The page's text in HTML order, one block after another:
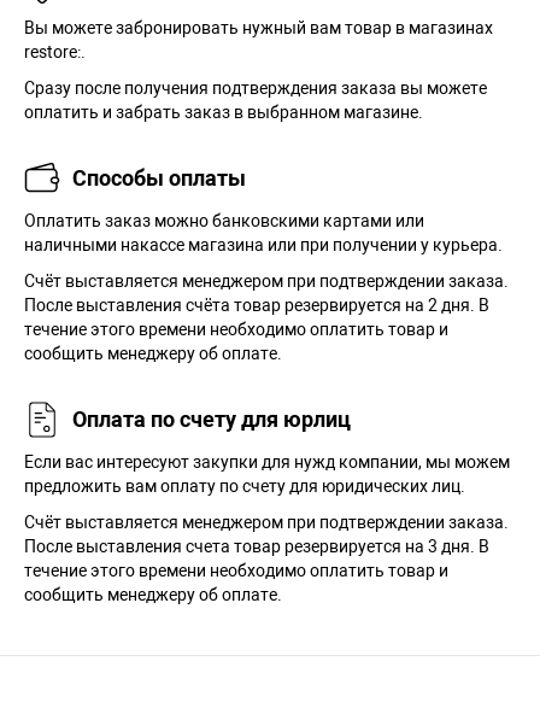
Вы можете забронировать нужный вам товар в магазинах
restore:.
Сразу после получения подтверждения заказа вы можете
оплатить и забрать заказ в выбранном магазине.
Способы оплаты
Оплатить заказ можно банковскими картами или
наличными накассе магазина или при получении у курьера.
Cчёт выставляется менеджером при подтверждении заказа.
После выставления счёта товар резервируется на 2 дня. В
течение этого времени необходимо оплатить товар и
сообщить менеджеру об оплате.
Оплата по счету для юрлиц
Если вас интересуют закупки для нужд компании, мы можем
предложить вам оплату по счету для юридических лиц.
Счёт выставляется менеджером при подтверждении заказа.
После выставления счета товар резервируется на 3 дня. В
течение этого времени необходимо оплатить товар и
сообщить менеджеру об оплате.